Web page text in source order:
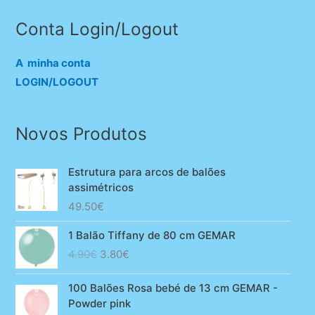
Conta Login/Logout
A minha conta
LOGIN/LOGOUT
Novos Produtos
Estrutura para arcos de balões
assimétricos
49.50€
1 Balão Tiffany de 80 cm GEMAR
4.90€ O
original
era:
3.80€O
atual
é:
100 Balões Rosa bebé de 13 cm GEMAR -
Powder pink